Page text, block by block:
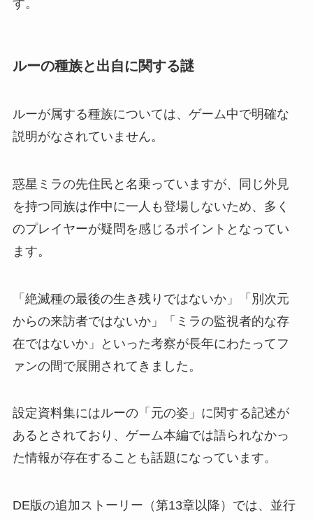
す。
ルーの種族と出自に関する謎
ルーが属する種族については、ゲーム中で明確な
説明がなされていません。
惑星ミラの先住民と名乗っていますが、同じ外見
を持つ同族は作中に一人も登場しないため、多く
のプレイヤーが疑問を感じるポイントとなってい
ます。
「絶滅種の最後の生き残りではないか」「別次元
からの来訪者ではないか」「ミラの監視者的な存
在ではないか」といった考察が長年にわたってフ
ァンの間で展開されてきました。
設定資料集にはルーの「元の姿」に関する記述が
あるとされており、ゲーム本編では語られなかっ
た情報が存在することも話題になっています。
DE版の追加ストーリー（第13章以降）では、並行